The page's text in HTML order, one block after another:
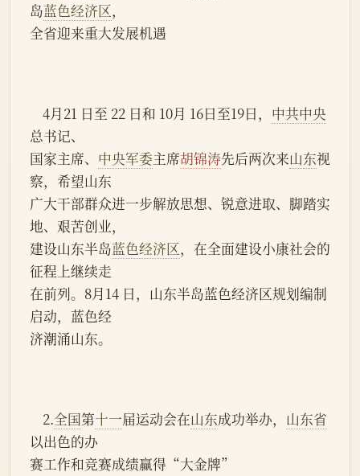
岛蓝色经济区，
全省迎来重大发展机遇
    4月21 日至 22 日和 10月 16日至19日，
中共中央
总书记、
国家主席、 中央军委主席胡锦涛先后两次来山东视
察，希望山东
广大干部群众进一步解放思想、锐意进取、脚踏实
地、艰苦创业，
建设山东半岛蓝色经济区，在全面建设小康社会的
征程上继续走
在前列。8月14 日，山东半岛蓝色经济区规划编制
启动，蓝色经
济潮涌山东。
    2.
全国第十一届运动会在山东成功举办， 山东省
以出色的办
赛工作和竞赛成绩赢得“大金牌”